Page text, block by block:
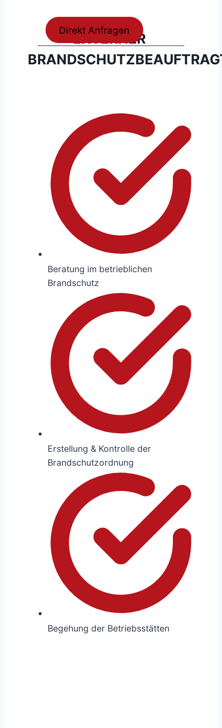
EXTERNER
Direkt Anfragen
Beratung im betrieblichen
Brandschutz
Erstellung & Kontrolle der
Brandschutzordnung
Begehung der Betriebsstätten